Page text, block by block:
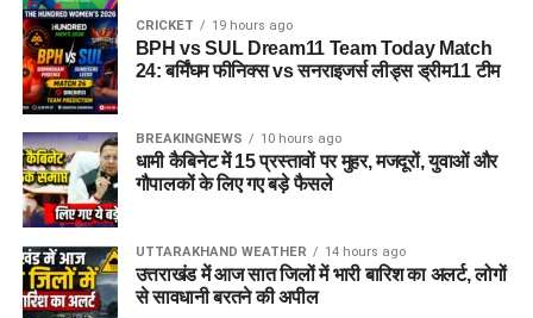
CRICKET 19 hours ago
BPH vs SUL Dream11 Team Today Match
24: बर्मिंघम फीनिक्स vs सनराइजर्स लीड्स ड्रीम11 टीम
BREAKINGNEWS 10 hours ago
धामी कैबिनेट में 15 प्रस्तावों पर मुहर, मजदूरों, युवाओं और
गौपालकों के लिए गए बड़े फैसले
UTTARAKHAND WEATHER 14 hours ago
उत्तराखंड में आज सात जिलों में भारी बारिश का अलर्ट, लोगों
से सावधानी बरतने की अपील